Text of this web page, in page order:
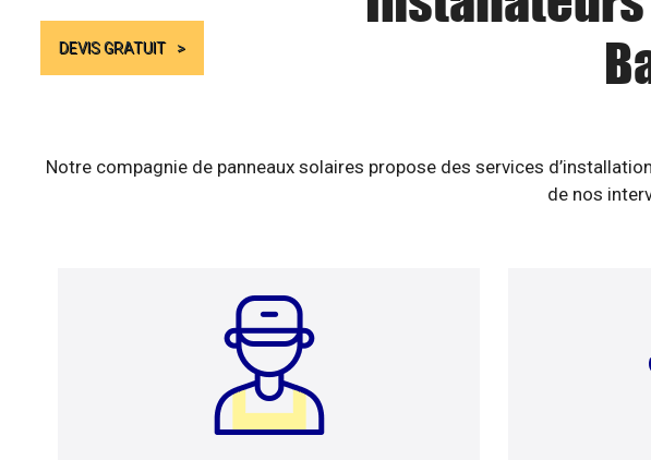
DEVIS GRATUIT
Notre compagnie de panneaux solaires propose des services
de nos